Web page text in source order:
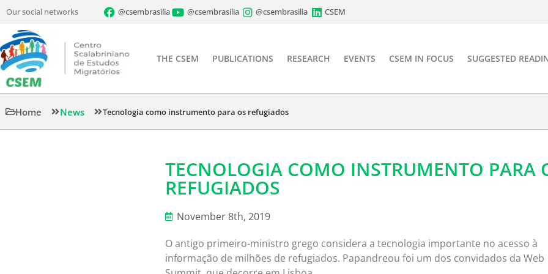
Our social networks @csembrasilia @csembrasilia @csembrasilia CSEM
THE CSEM PUBLICATIONS RESEARCH EVENTS CSEM IN FOCUS SUGGESTED
Home News Tecnologia como instrumento para os refugiados
TECNOLOGIA COMO INSTRUMENTO PARA
REFUGIADOS
November 8th, 2019
O antigo primeiro-ministro grego considera a tecnologia importante no acesso à
informação de milhões de refugiados. Papandreou foi um dos convidados da Web